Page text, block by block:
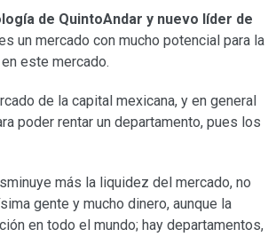
de QuintoAndar y nuevo líder de
un mercado con mucho potencial para la
este mercado.
de la capital mexicana, y en general
poder rentar un departamento, pues los
más la liquidez del mercado, no
gente y mucho dinero, aunque la
en todo el mundo; hay departamentos,